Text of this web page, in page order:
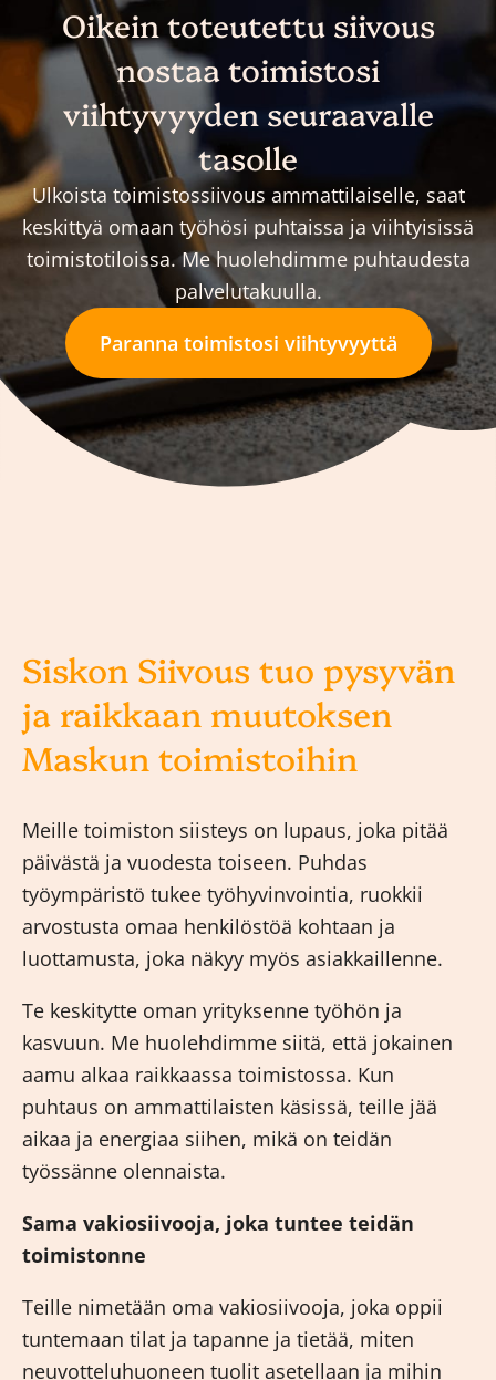
Oikein toteutettu siivous
nostaa toimistosi
viihtyvyyden seuraavalle
tasolle
Ulkoista toimistossiivous ammattilaiselle, saat
keskittyä omaan työhösi puhtaissa ja viihtyisissä
toimistotiloissa. Me huolehdimme puhtaudesta
palvelutakuulla.
Paranna toimistosi viihtyvyyttä
Siskon Siivous tuo pysyvän
ja raikkaan muutoksen
Maskun toimistoihin
Meille toimiston siisteys on lupaus, joka pitää
päivästä ja vuodesta toiseen. Puhdas
työympäristö tukee työhyvinvointia, ruokkii
arvostusta omaa henkilöstöä kohtaan ja
luottamusta, joka näkyy myös asiakkaillenne.
Te keskitytte oman yrityksenne työhön ja
kasvuun. Me huolehdimme siitä, että jokainen
aamu alkaa raikkaassa toimistossa. Kun
puhtaus on ammattilaisten käsissä, teille jää
aikaa ja energiaa siihen, mikä on teidän
työssänne olennaista.
Sama vakiosiivooja, joka tuntee teidän
toimistonne
Teille nimetään oma vakiosiivooja, joka oppii
tuntemaan tilat ja tapanne ja tietää, miten
neuvotteluhuoneen tuolit asetellaan ja mihin